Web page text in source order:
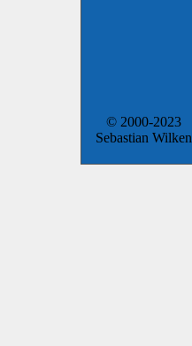
© 2000-2023
Sebastian Wilken